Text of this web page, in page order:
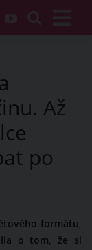
Až
po
formátu,
o tom, že si